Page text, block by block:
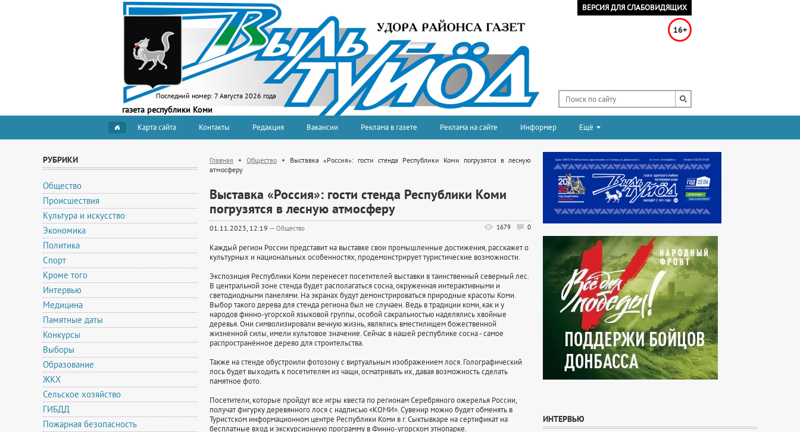
ВЕРСИЯ ДЛЯ СЛАБОВИДЯЩИХ
Последний номер: 7 Августа 2026 года
16+
газета республики Коми
Карта сайта Контакты Редакция Вакансии Реклама в газете Реклама на сайте Информер Ещё
РУБРИКИ
Общество
Происшествия
Культура и искусство
Экономика
Политика
Спорт
Кроме того
Интервью
Медицина
Памятные даты
Конкурсы
Выборы
Образование
ЖКХ
Сельское хозяйство
ГИБДД
Пожарная безопасность
Главная Общество
Выставка «Россия»: гости стенда Республики Коми погрузятся в лесную
атмосферу
Выставка «Россия»: гости стенда Республики Коми
погрузятся в лесную атмосферу
0
1679
01.11.2023, 12:19 — Общество
Каждый регион России представит на выставке свои промышленные достижения, расскажет о
культурных и национальных особенностях, продемонстрирует туристические возможности.
Экспозиция Республики Коми перенесет посетителей выставки в таинственный северный лес.
В центральной зоне стенда будет располагаться сосна, окруженная интерактивными и
светодиодными панелями. На экранах будут демонстрироваться природные красоты Коми.
Выбор такого дерева для стенда региона был не случаен. Ведь в традиции коми, как и у
народов финно-угорской языковой группы, особой сакральностью наделялись хвойные
деревья. Они символизировали вечную жизнь, являлись вместилищем божественной
жизненной силы, имели культовое значение. Сейчас в нашей республике сосна - самое
распространённое дерево для строительства.
Также на стенде обустроили фотозону с виртуальным изображением лося. Голографический
лось будет выходить к посетителям из чащи, осматривать их, давая возможность сделать
памятное фото.
Посетители, которые пройдут все игры квеста по регионам Серебряного ожерелья России,
получат фигурку деревянного лося с надписью «КОМИ». Сувенир можно будет обменять в
Туристском информационном центре Республики Коми в г. Сыктывкаре на сертификат на
бесплатные вход и экскурсионную программу в Финно-угорском этнопарке.
ИНТЕРВЬЮ